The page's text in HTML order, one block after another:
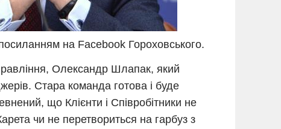
на Facebook Гороховського.
Олександр Шлапак, який
Стара команда готова і буде
що Клієнти і Співробітники не
чи не перетвориться на гарбуз з